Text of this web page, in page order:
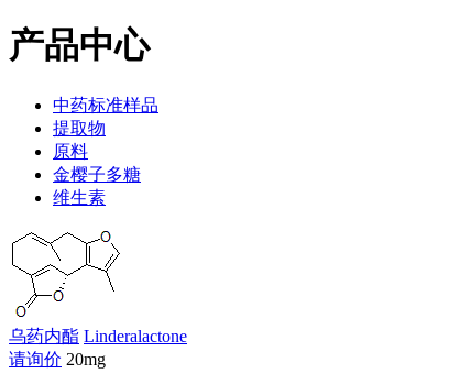
产品中心
中药标准样品
提取物
原料
金樱子多糖
维生素
乌药内酯 Linderalactone
请询价 20mg